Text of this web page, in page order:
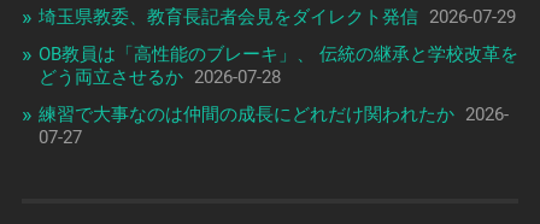
埼玉県教委、教育長記者会見をダイレクト発信 2026-07-29
OB教員は「高性能のブレーキ」、 伝統の継承と学校改革を
どう両立させるか 2026-07-28
練習で大事なのは仲間の成長にどれだけ関われたか 2026-
07-27